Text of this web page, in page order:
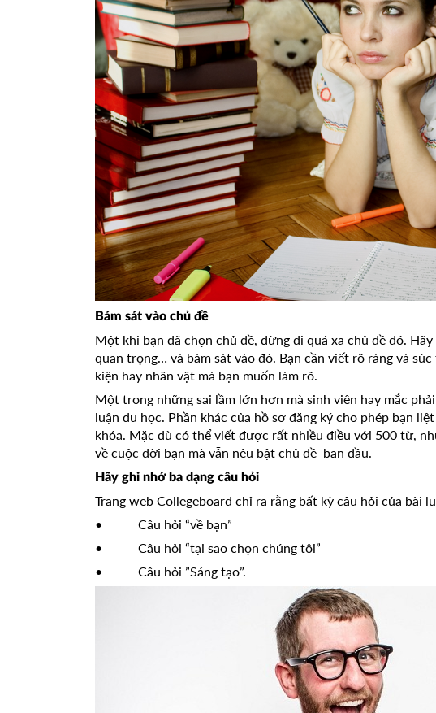
Bám sát vào chủ đề
Một khi bạn đã chọn chủ đề, đừng đi quá xa chủ đề đó.
quan trọng… và bám sát vào đó. Bạn cần viết rõ ràng và
kiện hay nhân vật mà bạn muốn làm rõ.
Một trong những sai lầm lớn hơn mà sinh viên hay mắc
luận du học. Phần khác của hồ sơ đăng ký cho phép bạn
khóa. Mặc dù có thể viết được rất nhiều điều với 500 từ,
về cuộc đời bạn mà vẫn nêu bật chủ đề ban đầu.
Hãy ghi nhớ ba dạng câu hỏi
Trang web Collegeboard chỉ ra rằng bất kỳ câu hỏi của bài
• Câu hỏi “về bạn”
• Câu hỏi “tại sao chọn chúng tôi”
• Câu hỏi ”Sáng tạo”.